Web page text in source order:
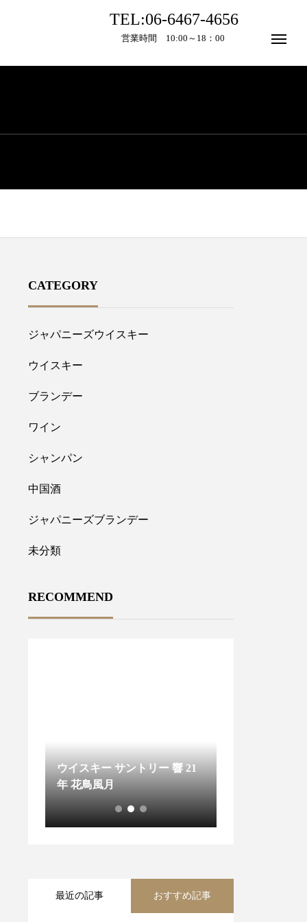
TEL:06-6467-4656
営業時間 10:00～18：00
CATEGORY
ジャパニーズウイスキー
ウイスキー
ブランデー
ワイン
シャンパン
中国酒
ジャパニーズブランデー
未分類
RECOMMEND
ウイスキー 三楽株式会社 軽
井沢 25maits 6本セット
最近の記事 おすすめ記事